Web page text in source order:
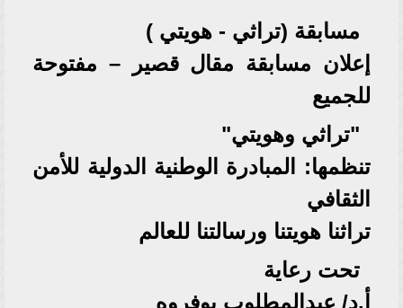
مسابقة (تراثي - هويتي )
إعلان مسابقة مقال قصير – مفتوحة
للجميع
"تراثي وهويتي"
تنظمها: المبادرة الوطنية الدولية للأمن
الثقافي
تراثنا هويتنا ورسالتنا للعالم
تحت رعاية
أ.د/ عبدالمطلوب بوفروه